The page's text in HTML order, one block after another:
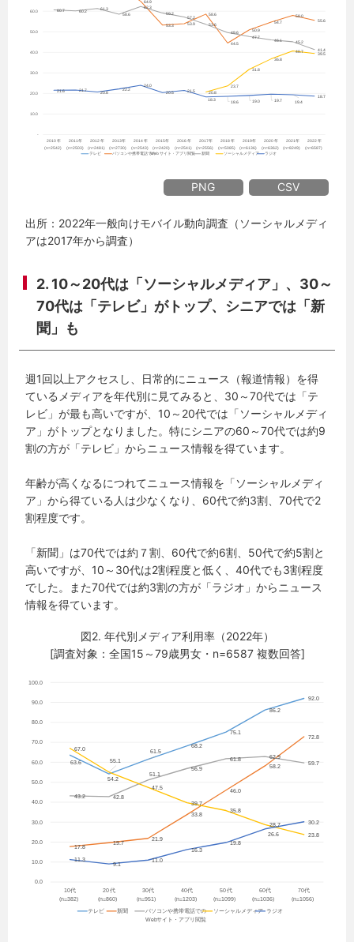
PNG CSV
出所：2022年一般向けモバイル動向調査（ソーシャルメディ
アは2017年から調査）
2. 10～20代は「ソーシャルメディア」、30～
70代は「テレビ」がトップ、シニアでは「新
聞」も
週1回以上アクセスし、日常的にニュース（報道情報）を得
ているメディアを年代別に見てみると、30～70代では「テ
レビ」が最も高いですが、10～20代では「ソーシャルメディ
ア」がトップとなりました。特にシニアの60～70代では約9
割の方が「テレビ」からニュース情報を得ています。
年齢が高くなるにつれてニュース情報を「ソーシャルメディ
ア」から得ている人は少なくなり、60代で約3割、70代で2
割程度です。
「新聞」は70代では約７割、60代で約6割、50代で約5割と
高いですが、10～30代は2割程度と低く、40代でも3割程度
でした。また70代では約3割の方が「ラジオ」からニュース
情報を得ています。
図2. 年代別メディア利用率（2022年）
[調査対象：全国15～79歳男女・n=6587 複数回答]